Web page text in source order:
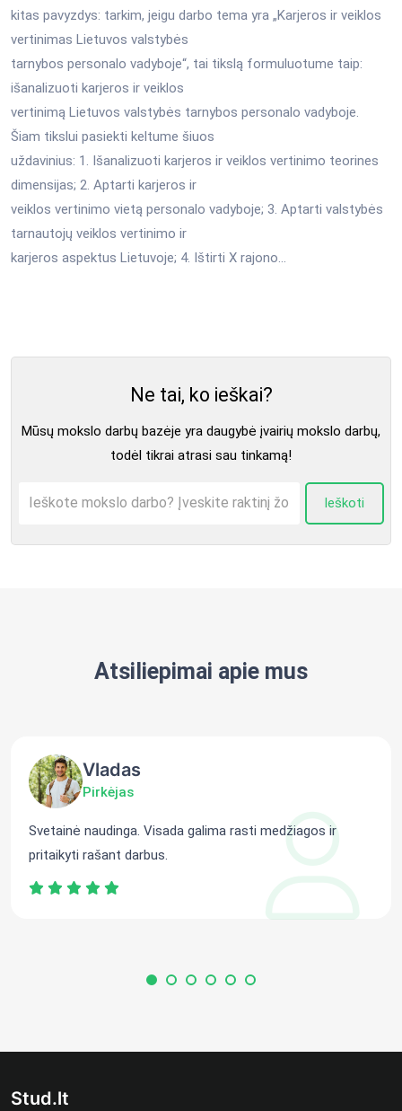
kitas pavyzdys: tarkim, jeigu darbo tema yra „Karjeros ir veiklos
vertinimas Lietuvos valstybės
tarnybos personalo vadyboje“, tai tikslą formuluotume taip:
išanalizuoti karjeros ir veiklos
vertinimą Lietuvos valstybės tarnybos personalo vadyboje.
Šiam tikslui pasiekti keltume šiuos
uždavinius: 1. Išanalizuoti karjeros ir veiklos vertinimo teorines
dimensijas; 2. Aptarti karjeros ir
veiklos vertinimo vietą personalo vadyboje; 3. Aptarti valstybės
tarnautojų veiklos vertinimo ir
karjeros aspektus Lietuvoje; 4. Ištirti X rajono...
Ne tai, ko ieškai?
Mūsų mokslo darbų bazėje yra daugybė įvairių mokslo darbų,
todėl tikrai atrasi sau tinkamą!
Ieškoti
Atsiliepimai apie mus
Vladas
Pirkėjas
Svetainė naudinga. Visada galima rasti medžiagos ir
pritaikyti rašant darbus.
Stud.lt